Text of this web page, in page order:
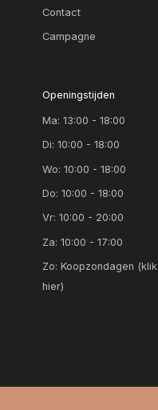
Contact
Campagne
Openingstijden
Ma: 13:00 - 18:00
Di: 10:00 - 18:00
Wo: 10:00 - 18:00
Do: 10:00 - 18:00
Vr: 10:00 - 20:00
Za: 10:00 - 17:00
Zo:Koopzondagen (klik
hier)